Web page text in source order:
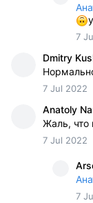
7
Dmitry
7 Jul 2022
Anatoly
Жаль, что
7 Jul 2022
7